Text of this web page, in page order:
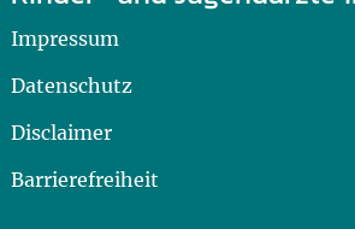
Impressum
Datenschutz
Disclaimer
Barrierefreiheit